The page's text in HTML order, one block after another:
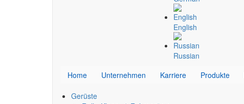
English
Russian
Home
Unternehmen Karriere Produkte
Gerüste